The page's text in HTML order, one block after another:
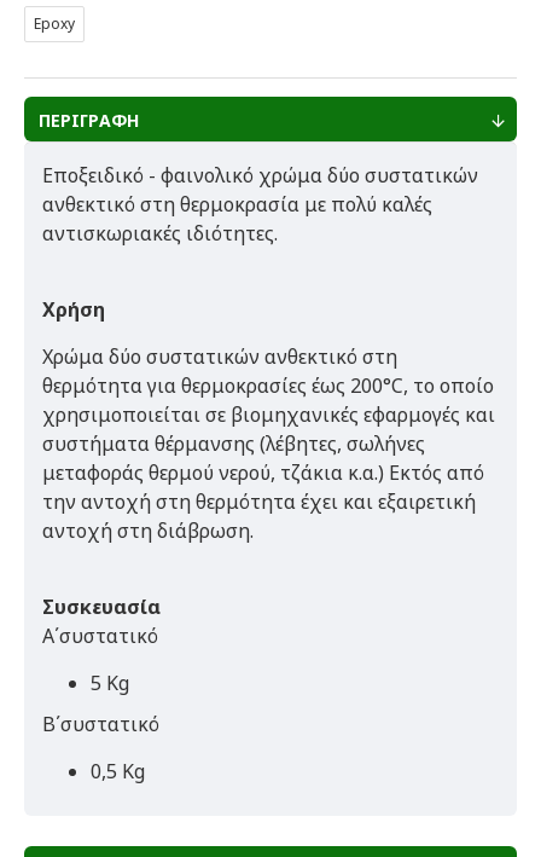
Epoxy
ΠΕΡΙΓΡΑΦΗ
Εποξειδικό - φαινολικό χρώμα δύο συστατικών
ανθεκτικό στη θερμοκρασία με πολύ καλές
αντισκωριακές ιδιότητες.
Χρήση
Χρώμα δύο συστατικών ανθεκτικό στη
θερμότητα για θερμοκρασίες έως 200°C, το οποίο
χρησιμοποιείται σε βιομηχανικές εφαρμογές και
συστήματα θέρμανσης (λέβητες, σωλήνες
μεταφοράς θερμού νερού, τζάκια κ.α.) Εκτός από
την αντοχή στη θερμότητα έχει και εξαιρετική
αντοχή στη διάβρωση.
Συσκευασία
Α΄συστατικό
5 Kg
Β΄συστατικό
0,5 Kg